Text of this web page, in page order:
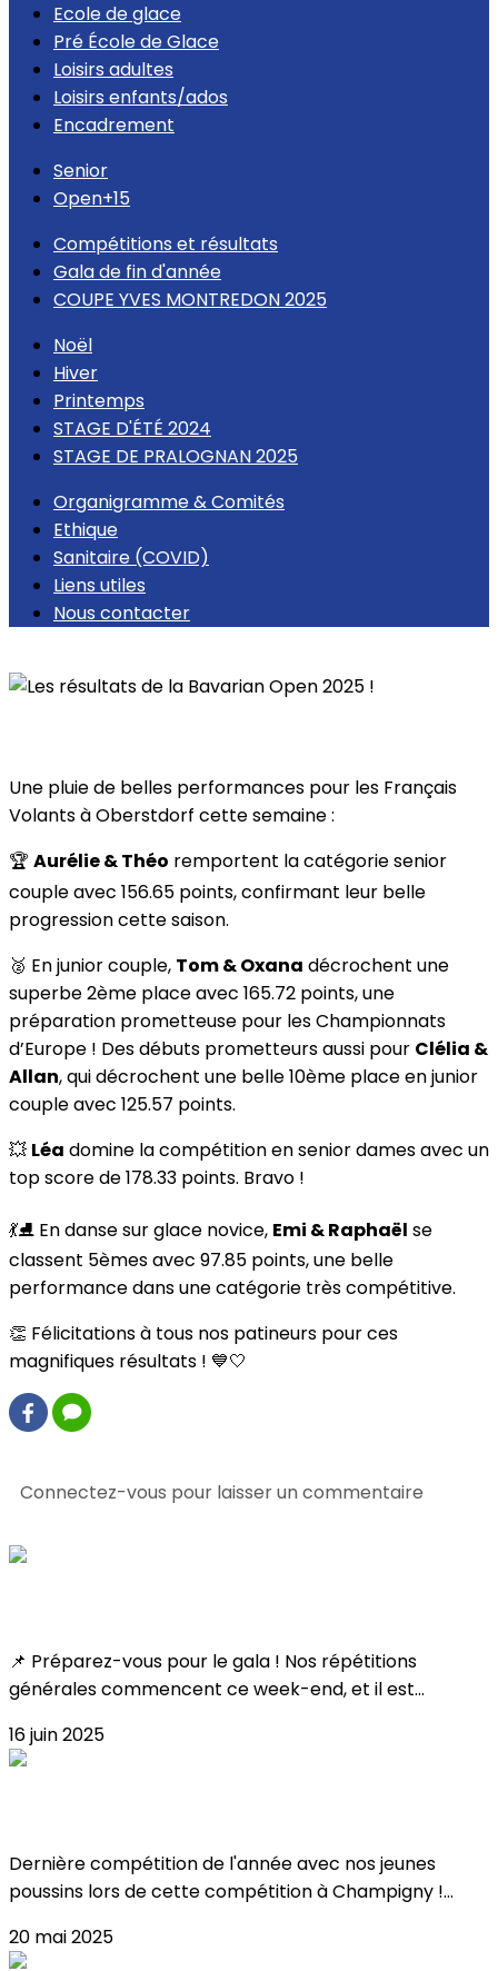
Ecole de glace
Pré École de Glace
Loisirs adultes
Loisirs enfants/ados
Encadrement
Senior
Open+15
Compétitions et résultats
Gala de fin d'année
COUPE YVES MONTREDON 2025
Noël
Hiver
Printemps
STAGE D'ÉTÉ 2024
STAGE DE PRALOGNAN 2025
Organigramme & Comités
Ethique
Sanitaire (COVID)
Liens utiles
Nous contacter
Une pluie de belles performances pour les Français
Volants à Oberstdorf cette semaine :
🏆 Aurélie & Théo remportent la catégorie senior
couple avec 156.65 points, confirmant leur belle
progression cette saison.
🥈 En junior couple, Tom & Oxana décrochent une
superbe 2ème place avec 165.72 points, une
préparation prometteuse pour les Championnats
d’Europe ! Des débuts prometteurs aussi pour Clélia &
Allan, qui décrochent une belle 10ème place en junior
couple avec 125.57 points.
💥 Léa domine la compétition en senior dames avec un
top score de 178.33 points. Bravo !
💃⛸️ En danse sur glace novice, Emi & Raphaël se
classent 5èmes avec 97.85 points, une belle
performance dans une catégorie très compétitive.
👏 Félicitations à tous nos patineurs pour ces
magnifiques résultats ! 💙🤍
Connectez-vous pour laisser un commentaire
📌 Préparez-vous pour le gala ! Nos répétitions
générales commencent ce week-end, et il est...
16 juin 2025
Dernière compétition de l'année avec nos jeunes
poussins lors de cette compétition à Champigny !...
20 mai 2025